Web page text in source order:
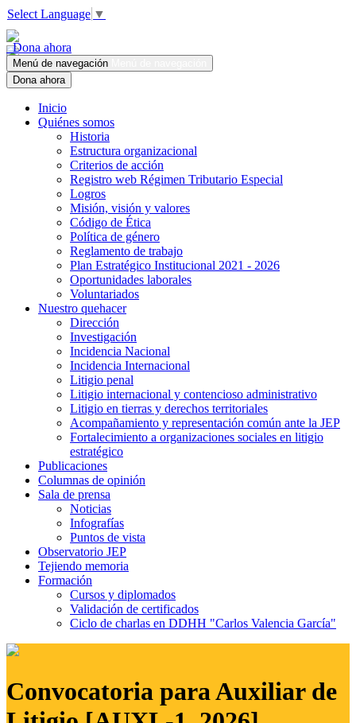
Select Language ▼
Dona ahora
Menú de navegación
Dona ahora
Inicio
Quiénes somos
Historia
Estructura organizacional
Criterios de acción
Registro web Régimen Tributario Especial
Logros
Misión, visión y valores
Código de Ética
Política de género
Reglamento de trabajo
Plan Estratégico Institucional 2021 - 2026
Oportunidades laborales
Voluntariados
Nuestro quehacer
Dirección
Investigación
Incidencia Nacional
Incidencia Internacional
Litigio penal
Litigio internacional y contencioso administrativo
Litigio en tierras y derechos territoriales
Acompañamiento y representación común ante la JEP
Fortalecimiento a organizaciones sociales en litigio
estratégico
Publicaciones
Columnas de opinión
Sala de prensa
Noticias
Infografías
Puntos de vista
Observatorio JEP
Tejiendo memoria
Formación
Cursos y diplomados
Validación de certificados
Ciclo de charlas en DDHH "Carlos Valencia García"
Convocatoria para Auxiliar de